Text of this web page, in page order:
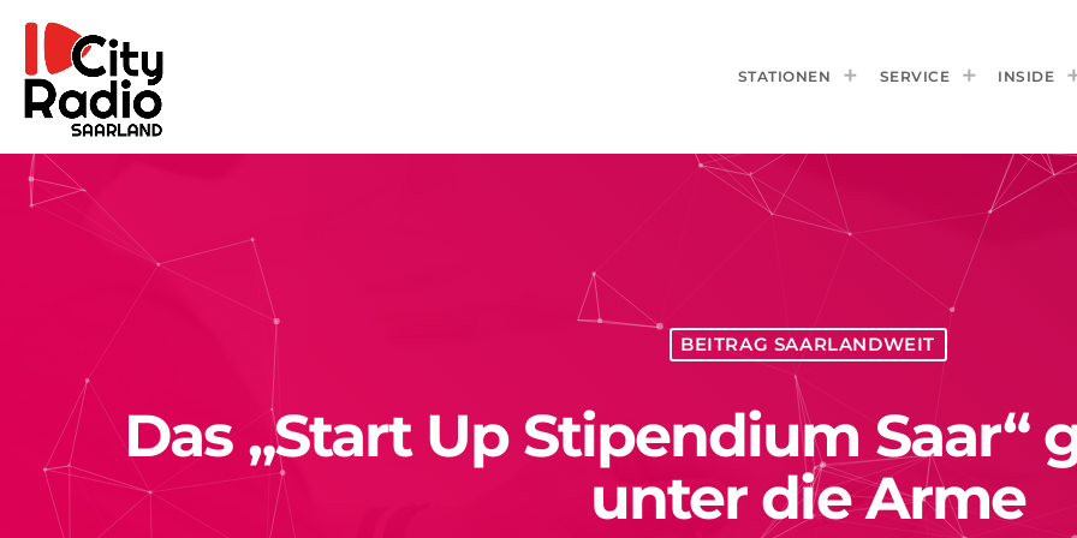
STATIONEN SERVICE INSIDE
BEITRAG SAARLANDWEIT
Das „Start Up Stipendium Saar“
unter die Arme